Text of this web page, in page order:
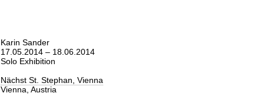
Karin Sander
17.05.2014 – 18.06.2014
Solo Exhibition
Nächst St. Stephan, Vienna
Vienna, Austria